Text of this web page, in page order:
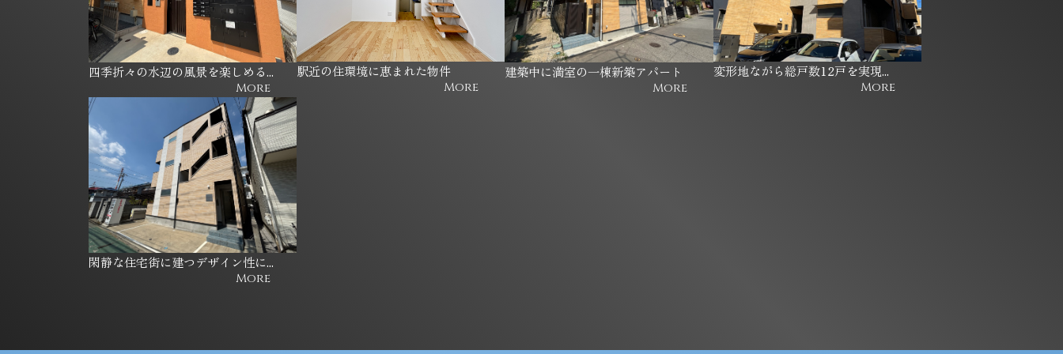
四季折々の水辺の風景を楽しめる...
More
駅近の住環境に恵まれた物件
More
建築中に満室の一棟新築アパート
More
変形地ながら総戸数12戸を実現...
More
閑静な住宅街に建つデザイン性に...
More